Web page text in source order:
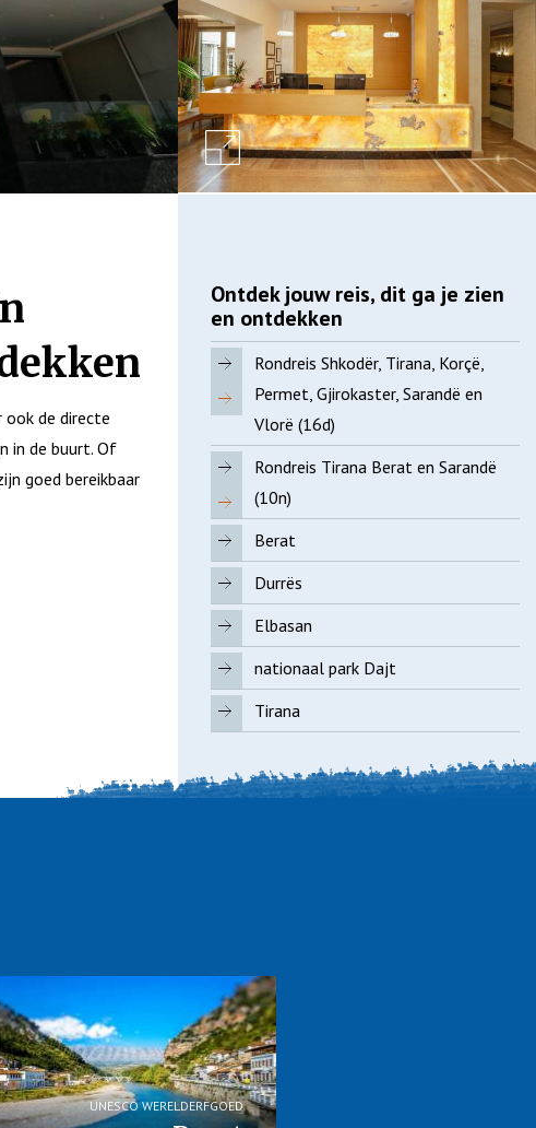
de directe
in de buurt. Of
goed bereikbaar
Ontdek jouw reis, dit ga je zien
en ontdekken
Rondreis Shkodër, Tirana, Korçë,
Permet, Gjirokaster, Sarandë en
Vlorë (16d)
Rondreis Tirana Berat en Sarandë
(10n)
Berat
Durrës
Elbasan
nationaal park Dajt
Tirana
UNESCO WERELDERFGOED